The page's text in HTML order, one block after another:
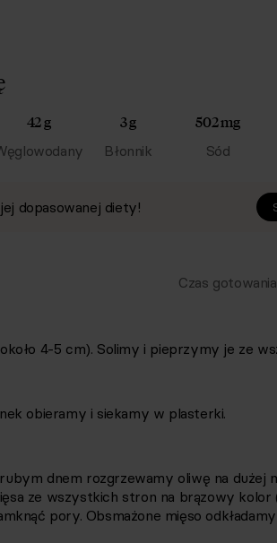
42 g 3 g
Błonnik
502 mg
Sód
dopasowanej diety!
Czas
4-5 cm). Solimy i pieprzymy je ze
obieramy i siekamy w plasterki.
dnem rozgrzewamy oliwę na dużej
ze wszystkich stron na brązowy kolor
pory. Obsmażone mięso